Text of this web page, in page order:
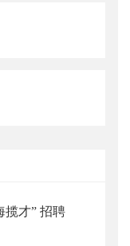
揽才” 招聘